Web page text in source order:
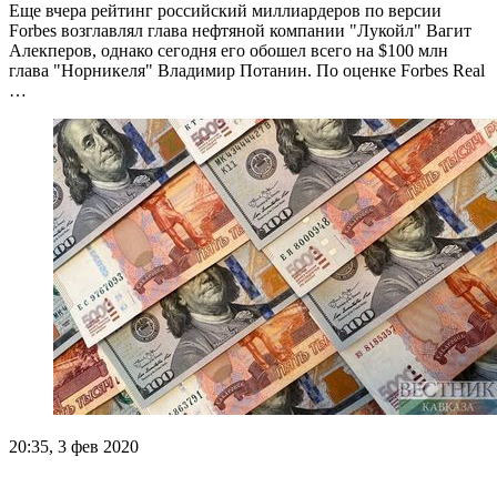
Еще вчера рейтинг российский миллиардеров по версии
Forbes возглавлял глава нефтяной компании "Лукойл" Вагит
Алекперов, однако сегодня его обошел всего на $100 млн
глава "Норникеля" Владимир Потанин. По оценке Forbes Real
…
20:35, 3 фев 2020